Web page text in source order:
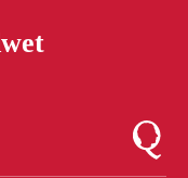
Logo